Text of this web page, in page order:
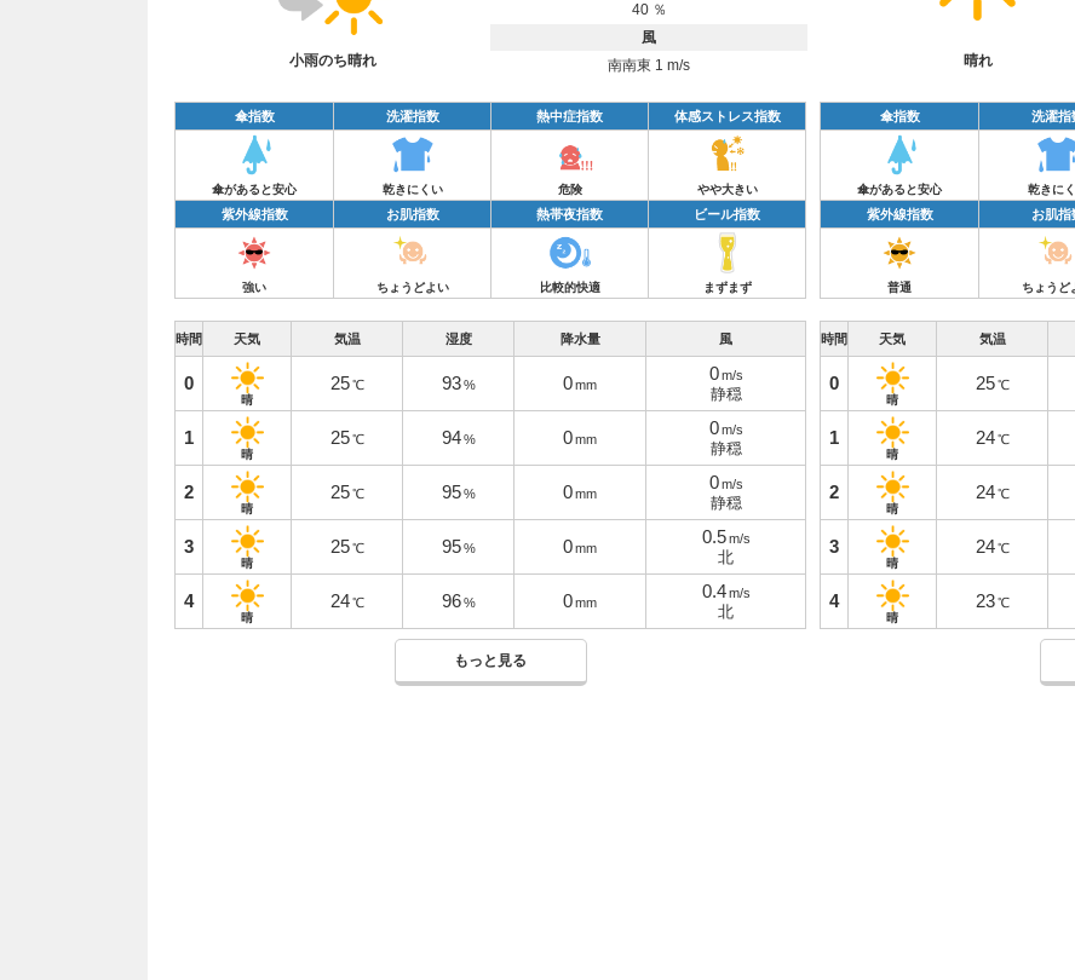
小雨のち晴れ
40 ％
風
南南東 1 m/s
傘指数 洗濯指数 熱中症指数 体感ストレス指数
傘があると安心 乾きにくい 危険 やや大きい
紫外線指数 お肌指数 熱帯夜指数 ビール指数
強い ちょうどよい 比較的快適 まずまず
時間 天気 気温 湿度 降水量 風
0
晴
25 ℃ 93 % 0mm
0 m/s
静穏
1
晴
25 ℃ 94 % 0mm
0 m/s
静穏
2
晴
25 ℃ 95 % 0mm
0 m/s
静穏
3
晴
25 ℃ 95 % 0mm
0.5 m/s
北
4
晴
24 ℃ 96 % 0mm
0.4 m/s
北
もっと見る
晴れ
傘指数 洗濯指
傘があると安心 乾きに
紫外線指数 お肌指
普通 ちょうど
時間 天気 気温
0
晴
25℃
1
晴
24℃
2
晴
24℃
3
晴
24℃
4
晴
23℃